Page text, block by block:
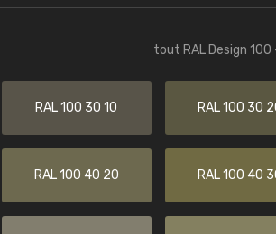
tout RAL Design 100
RAL 100 30 10 RAL 100 30
RAL 100 40 20 RAL 100 40